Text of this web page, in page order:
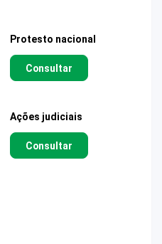
Protesto nacional
Consultar
Ações judiciais
Consultar